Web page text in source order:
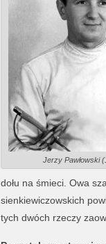
Jerzy Pawłowski
dołu na śmieci. Owa
sienkiewiczowskich
tych dwóch rzeczy